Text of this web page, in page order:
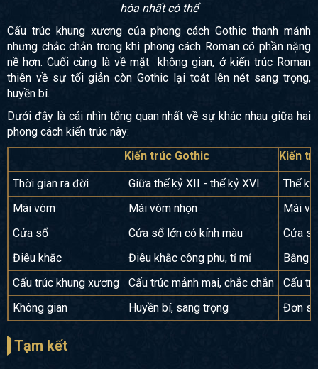
hóa nhất có thể
Cấu trúc khung xương của phong cách Gothic thanh mảnh
nhưng chắc chắn trong khi phong cách Roman có phần nặng
nề hơn. Cuối cùng là về mặt không gian, ở kiến trúc Roman
thiên về sự tối giản còn Gothic lại toát lên nét sang trọng,
huyền bí.
Dưới đây là cái nhìn tổng quan nhất về sự khác nhau giữa hai
phong cách kiến trúc này:
Kiến trúc Gothic
Kiến
Thời gian ra đời Giữa thế kỷ XII - thế kỷ XVI
Thế
Mái vòm
Mái vòm nhọn
Mái
Cửa sổ
Cửa sổ lớn có kính màu
Cửa
Điêu khắc
Điêu khắc công phu, tỉ mỉ
Bằng
Cấu trúc khung xương
Cấu trúc mảnh mai, chắc chắn
Cấu
Không gian
Huyền bí, sang trọng Đơn
Tạm kết